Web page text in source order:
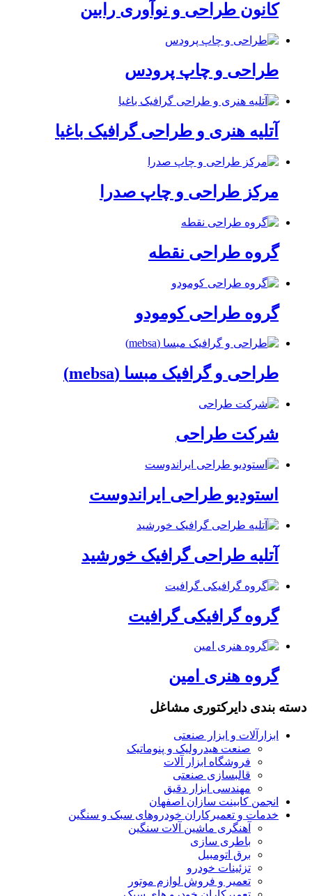
کانون طراحی و نوآوری رابین
طراحی و چاپ پرودس
آتلیه هنری و طراحی گرافیک باغیا
مرکز طراحی و چاپ صدرا
گروه طراحی نقطه
گروه طراحی کومودو
طراحی و گرافیک مبسا (mebsa)
شرکت طراحی
استودیو طراحی ایراندوست
آتلیه طراحی گرافیک خورشید
گروه گرافیکی گرافیت
گروه هنری امین
دسته بندی دایرکتوری مشاغل
ابزارآلات و ابزار صنعتی
صنعت هیدرولیک و پنوماتیک
فروشگاه ابزار آلات
قالبسازی صنعتی
مهندسی ابزار دقیق
انجمن کابینت سازان اصفهان
خدمات و تعمیرکاران خودروهای سبک و سنگین
آهنگری ماشین آلات سنگین
باطری سازی
برق اتومبیل
تزئینات خودرو
تعمیر و فروش لوازم موتور